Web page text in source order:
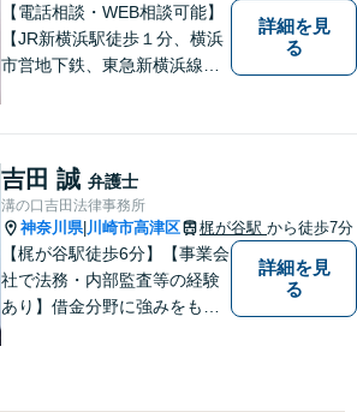
【電話相談・WEB相談可能】
【JR新横浜駅徒歩１分、横浜
市営地下鉄、東急新横浜線新
り】
詳細を見
る
吉田 誠 弁護士
溝の口吉田法律事務所
神奈川県| 川崎市高津区 梶が谷駅 から徒歩7分
【梶が谷駅徒歩6分】【事業会
社で法務・内部監査等の経験
あり】借金分野に強みをも
詳細を見
る